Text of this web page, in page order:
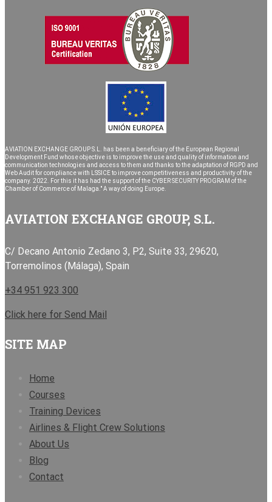
AVIATION EXCHANGE GROUP S.L. has been a beneficiary of the European Regional
Development Fund whose objective is to improve the use and quality of information and
communication technologies and access to them and thanks to the adaptation of RGPD and
Web Audit for compliance with LSSICE to improve competitiveness and productivity of the
company. 2022. For this it has had the support of the CYBER SECURITY PROGRAM of the
Chamber of Commerce of Malaga." A way of doing Europe.
AVIATION EXCHANGE GROUP, S.L.
C/ Decano Antonio Zedano 3, P2, Suite 33, 29620,
Torremolinos (Málaga), Spain
+34 951 923 300
Click here for Send Mail
SITE MAP
Home
Courses
Training Devices
Airlines & Flight Crew Solutions
About Us
Blog
Contact